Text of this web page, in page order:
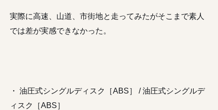
実際に高速、山道、市街地と走ってみたがそこまで素人
では差が実感できなかった。
・ 油圧式シングルディスク［ABS］ / 油圧式シングルデ
ィスク［ABS］